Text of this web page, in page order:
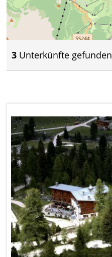
3 Unterkünfte gefunden